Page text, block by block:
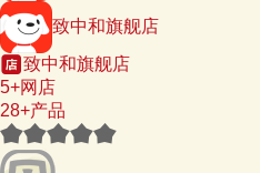
致中和旗舰店
致中和旗舰店
5+网店
28+产品